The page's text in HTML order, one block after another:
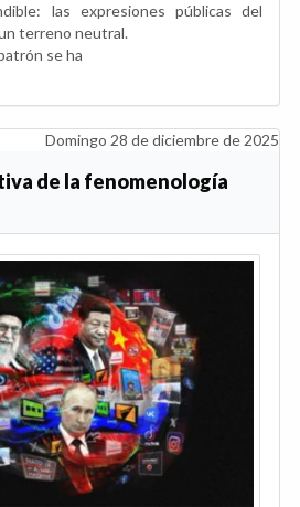
las expresiones públicas del
terreno neutral.
se ha
Domingo 28 de diciembre de 2025
de la fenomenología